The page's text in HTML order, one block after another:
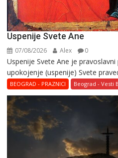
Uspenije Svete Ane
07/08/2026 Alex 0
Uspenije Svete Ane je
upokojenje (uspenije) Svete
BEOGRAD - PRAZNICI Beograd - Vesti